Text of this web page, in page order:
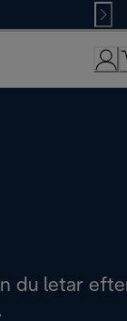
du letar